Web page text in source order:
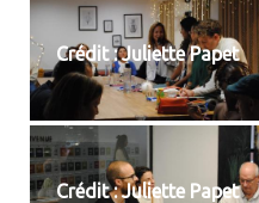
Crédit : Juliette Papet
Crédit : Juliette Papet